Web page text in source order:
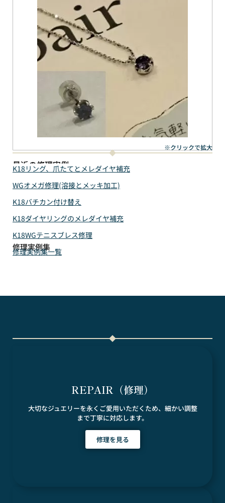
※クリックで拡大
最近の修理実例
K18リング、爪たてとメレダイヤ補充
WGオメガ修理(溶接とメッキ加工)
K18バチカン付け替え
K18ダイヤリングのメレダイヤ補充
K18WGテニスブレス修理
修理実例集
修理実例集一覧
REPAIR（修理）
大切なジュエリーを永くご愛用いただくため、細かい調整
まで丁寧に対応します。
修理を見る